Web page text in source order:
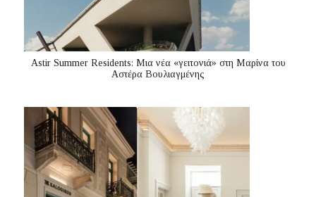
Astir Summer Residents: Μια νέα «γειτονιά» στη Μαρίνα του
Αστέρα Βουλιαγμένης